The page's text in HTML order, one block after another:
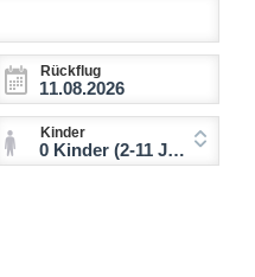
Rückflug
Kinder
0 Kinder (2-11 Jahre)